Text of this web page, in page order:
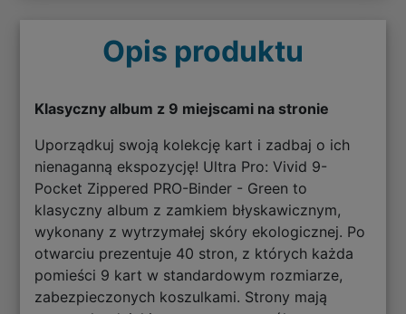
Opis produktu
Klasyczny album z 9 miejscami na stronie
Uporządkuj swoją kolekcję kart i zadbaj o ich
nienaganną ekspozycję! Ultra Pro: Vivid 9-
Pocket Zippered PRO-Binder - Green to
klasyczny album z zamkiem błyskawicznym,
wykonany z wytrzymałej skóry ekologicznej. Po
otwarciu prezentuje 40 stron, z których każda
pomieści 9 kart w standardowym rozmiarze,
zabezpieczonych koszulkami. Strony mają